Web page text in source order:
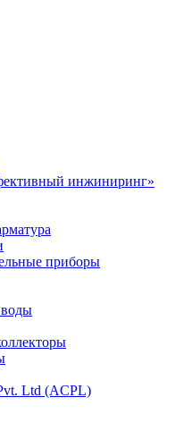
инжиниринг»
приборы
воды
Ltd (ACPL)